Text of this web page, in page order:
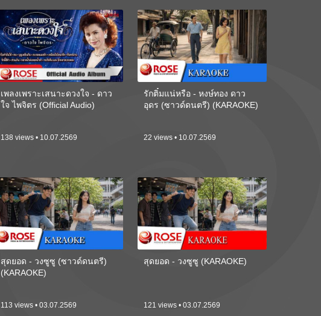
เพลงเพราะเสนาะดวงใจ - ดาว
ใจ ไพจิตร (Official Audio)
138 views • 10.07.2569
รักติ๋มแน่หรือ - หงษ์ทอง ดาว
อุดร (ซาวด์ดนตรี) (KARAOKE)
22 views • 10.07.2569
สุดยอด - วงซูซู (ซาวด์ดนตรี)
(KARAOKE)
113 views • 03.07.2569
สุดยอด - วงซูซู (KARAOKE)
121 views • 03.07.2569